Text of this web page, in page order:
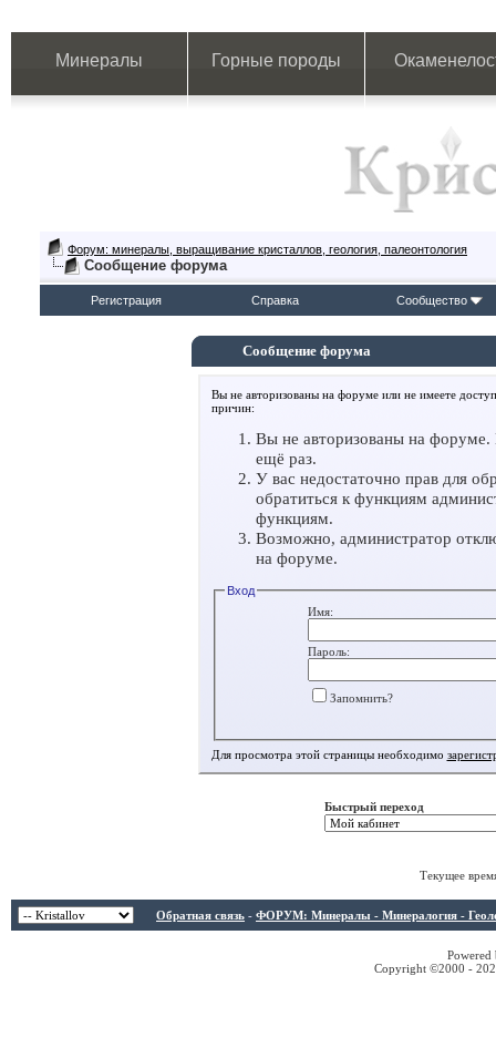
Минералы Горные породы
Форум: минералы, выращивание кристаллов, геология, палеонтология
Сообщение форума
Регистрация Справка Сообщество
Сообщение форума
Вы не авторизованы на форуме или не имеете
причин:
Вы не авторизованы на форуме.
ещё раз.
У вас недостаточно прав для
обратиться к функциям
функциям.
Возможно, администратор
на форуме.
Вход
Имя:
Пароль:
Запомнить?
Для просмотра этой страницы необходимо
Быстрый переход
Текущее
Обратная связь - ФОРУМ: Минералы - Минералогия -
Copyright ©2000 -